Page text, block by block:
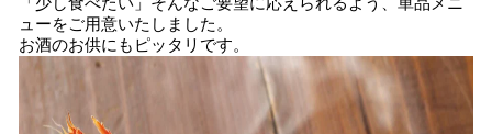
ューをご用意いたしました。
お酒のお供にもピッタリです。